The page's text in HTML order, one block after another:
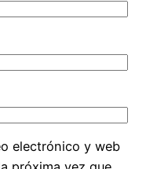
electrónico y web